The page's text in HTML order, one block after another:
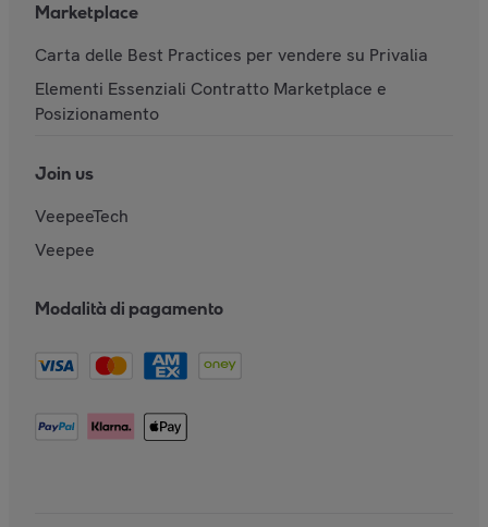
Marketplace
Carta delle Best Practices per vendere su Privalia
Elementi Essenziali Contratto Marketplace e
Posizionamento
Join us
VeepeeTech
Veepee
Modalità di pagamento